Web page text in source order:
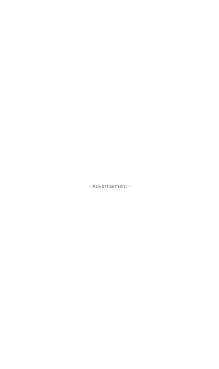
- Advertisement -